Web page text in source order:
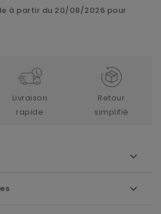
à partir du 20/08/2026 pour
Livraison
rapide
Retour
simplifié